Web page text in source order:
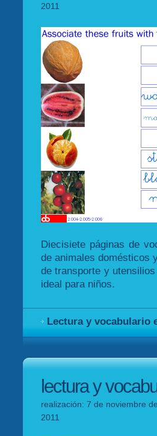
2011
Diecisiete páginas de
de animales domésticos
de transporte y
ideal para niños.
Lectura y vocabulario
lectura y
realización: 7 de noviembre
2011